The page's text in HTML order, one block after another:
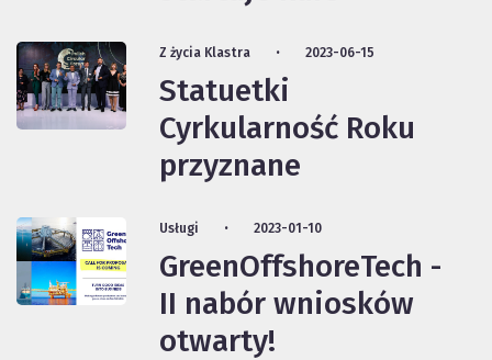
Z życia Klastra 2023-06-15
Statuetki
Cyrkularność Roku
przyznane
Usługi 2023-01-10
GreenOffshoreTech -
II nabór wniosków
otwarty!